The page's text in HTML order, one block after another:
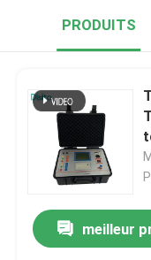
PRODUITS
meilleur